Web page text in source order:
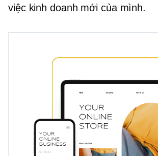
việc kinh doanh mới của mình.